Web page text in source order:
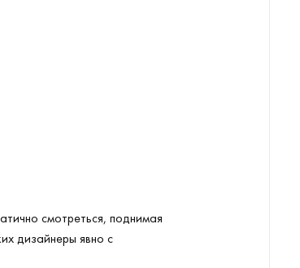
смотреться, поднимая
дизайнеры явно с